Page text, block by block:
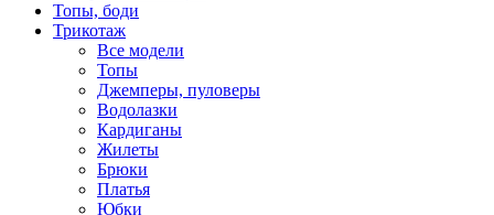
Топы, боди
Трикотаж
Все модели
Топы
Джемперы, пуловеры
Водолазки
Кардиганы
Жилеты
Брюки
Платья
Юбки